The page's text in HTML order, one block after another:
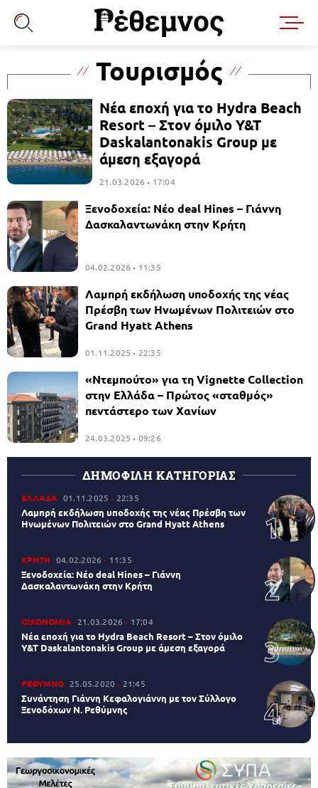
Τουρισμός
Νέα εποχή για το Hydra Beach
Resort – Στον όμιλο Y&T
Daskalantonakis Group με
άμεση εξαγορά
21.03.2026 17:04
Ξενοδοχεία: Νέο deal Hines – Γιάννη
Δασκαλαντωνάκη στην Κρήτη
04.02.2026 11:35
Λαμπρή εκδήλωση υποδοχής της νέας
Πρέσβη των Ηνωμένων Πολιτειών στο
Grand Hyatt Athens
01.11.2025 22:35
«Nτεμπούτο» για τη Vignette Collection
στην Ελλάδα – Πρώτος «σταθμός»
πεντάστερο των Χανίων
24.03.2025 09:26
ΔΗΜΟΦΙΛΗ ΚΑΤΗΓΟΡΙΑΣ
ΕΛΛΑΔΑ 01.11.2025 22:35
Λαμπρή εκδήλωση υποδοχής της νέας Πρέσβη των
Ηνωμένων Πολιτειών στο Grand Hyatt Athens
ΚΡΗΤΗ 04.02.2026 11:35
Ξενοδοχεία: Νέο deal Hines – Γιάννη
Δασκαλαντωνάκη στην Κρήτη
ΟΙΚΟΝΟΜΙΑ 21.03.2026 17:04
Νέα εποχή για το Hydra Beach Resort – Στον όμιλο
Y&T Daskalantonakis Group με άμεση εξαγορά
ΡΕΘΥΜΝΟ 25.05.2020 21:45
Συνάντηση Γιάννη Κεφαλογιάννη με τον Σύλλογο
Ξενοδόχων Ν. Ρεθύμνης